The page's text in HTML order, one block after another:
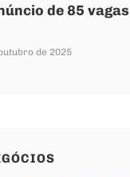
de 85
de 2025